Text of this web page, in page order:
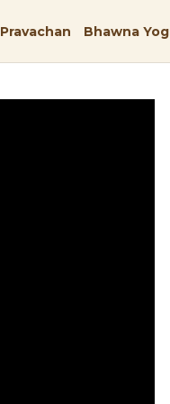
Pravachan Bhawna Yog